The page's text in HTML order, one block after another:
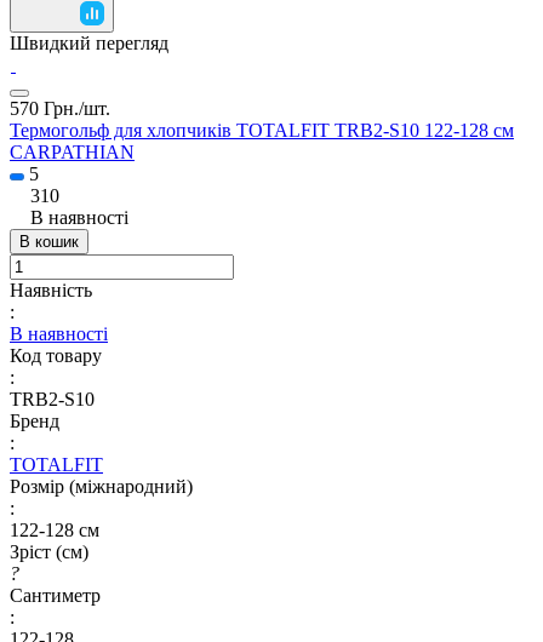
Швидкий перегляд
570 Грн./шт.
Термогольф для хлопчиків TOTALFIT TRB2-S10 122-128 см
CARPATHIAN
5
310
В наявності
В кошик
Наявність
:
В наявності
Код товару
:
TRB2-S10
Бренд
:
TOTALFIT
Розмір (міжнародний)
:
122-128 см
Зріст (см)
?
Сантиметр
: